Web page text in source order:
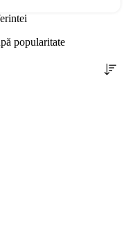
popularitate